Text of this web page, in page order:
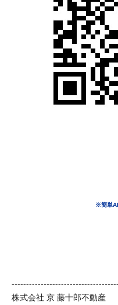
※簡単
株式会社 京 藤十郎不動産